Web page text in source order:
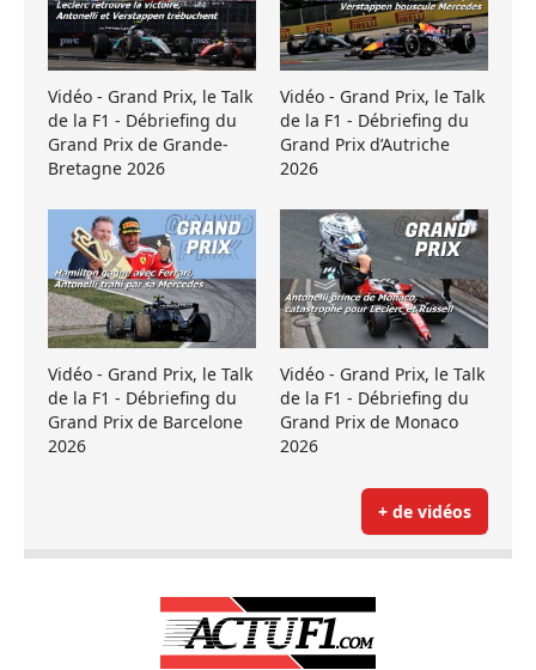
Vidéo - Grand Prix, le Talk
de la F1 - Débriefing du
Grand Prix de Grande-
Bretagne 2026
Vidéo - Grand Prix, le Talk
de la F1 - Débriefing du
Grand Prix d’Autriche
2026
Vidéo - Grand Prix, le Talk
de la F1 - Débriefing du
Grand Prix de Barcelone
2026
Vidéo - Grand Prix, le Talk
de la F1 - Débriefing du
Grand Prix de Monaco
2026
+ de vidéos